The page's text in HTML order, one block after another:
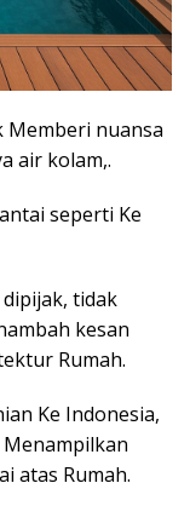
Memberi nuansa
air kolam,.
seperti Ke
tidak
kesan
Rumah.
Ke Indonesia,
atas Rumah.